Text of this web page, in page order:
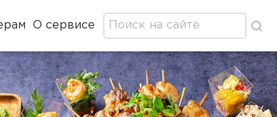
О сервисе